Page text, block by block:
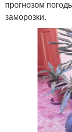
прогнозом
заморозки.